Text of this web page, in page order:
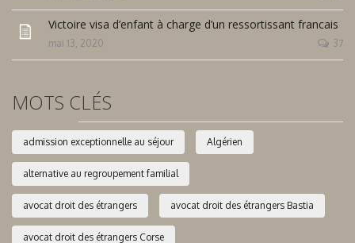
Victoire visa d’enfant à charge d’un ressortissant francais
mai 13, 2020 37
MOTS CLÉS
admission exceptionnelle au séjour Algérien
alternative au regroupement familial
avocat droit des étrangers avocat droit des étrangers Bastia
avocat droit des étrangers Corse